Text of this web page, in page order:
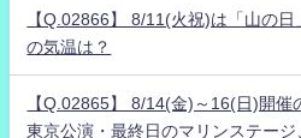
【Q.02866】 8/11(火祝)は「山の
の気温は？
【Q.02865】 8/14(金)～16(日)開催
東京公演・最終日のマリンステー